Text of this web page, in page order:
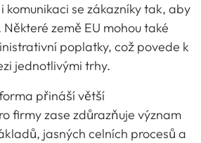
komunikaci se zákazníky tak, aby
země EU mohou také
poplatky, což povede k
jednotlivými trhy.
přináší větší
firmy zase zdůrazňuje význam
jasných celních procesů a